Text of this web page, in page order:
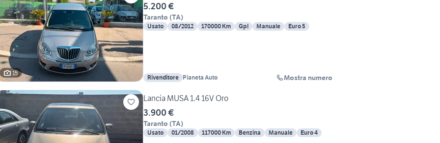
15
5.200 €
Taranto (TA)
Usato 08/2012 170000 Km Gpl Manuale Euro 5
Rivenditore Pianeta Auto Mostra numero
Lancia MUSA 1.4 16V Oro
3.900 €
Taranto (TA)
Usato 01/2008 117000 Km Benzina Manuale Euro 4